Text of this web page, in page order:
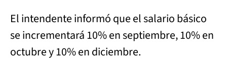
El intendente informó que el salario básico
se incrementará 10% en septiembre, 10% en
octubre y 10% en diciembre.